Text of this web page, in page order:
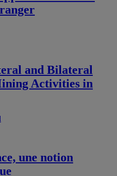
and Bilateral
Activities in
une notion